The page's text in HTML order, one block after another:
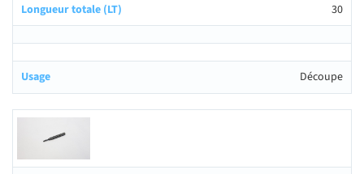
30
Découpe